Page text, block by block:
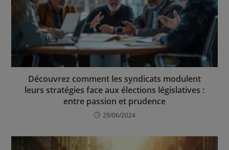
Découvrez comment les syndicats modulent
leurs stratégies face aux élections législatives :
entre passion et prudence
29/06/2024